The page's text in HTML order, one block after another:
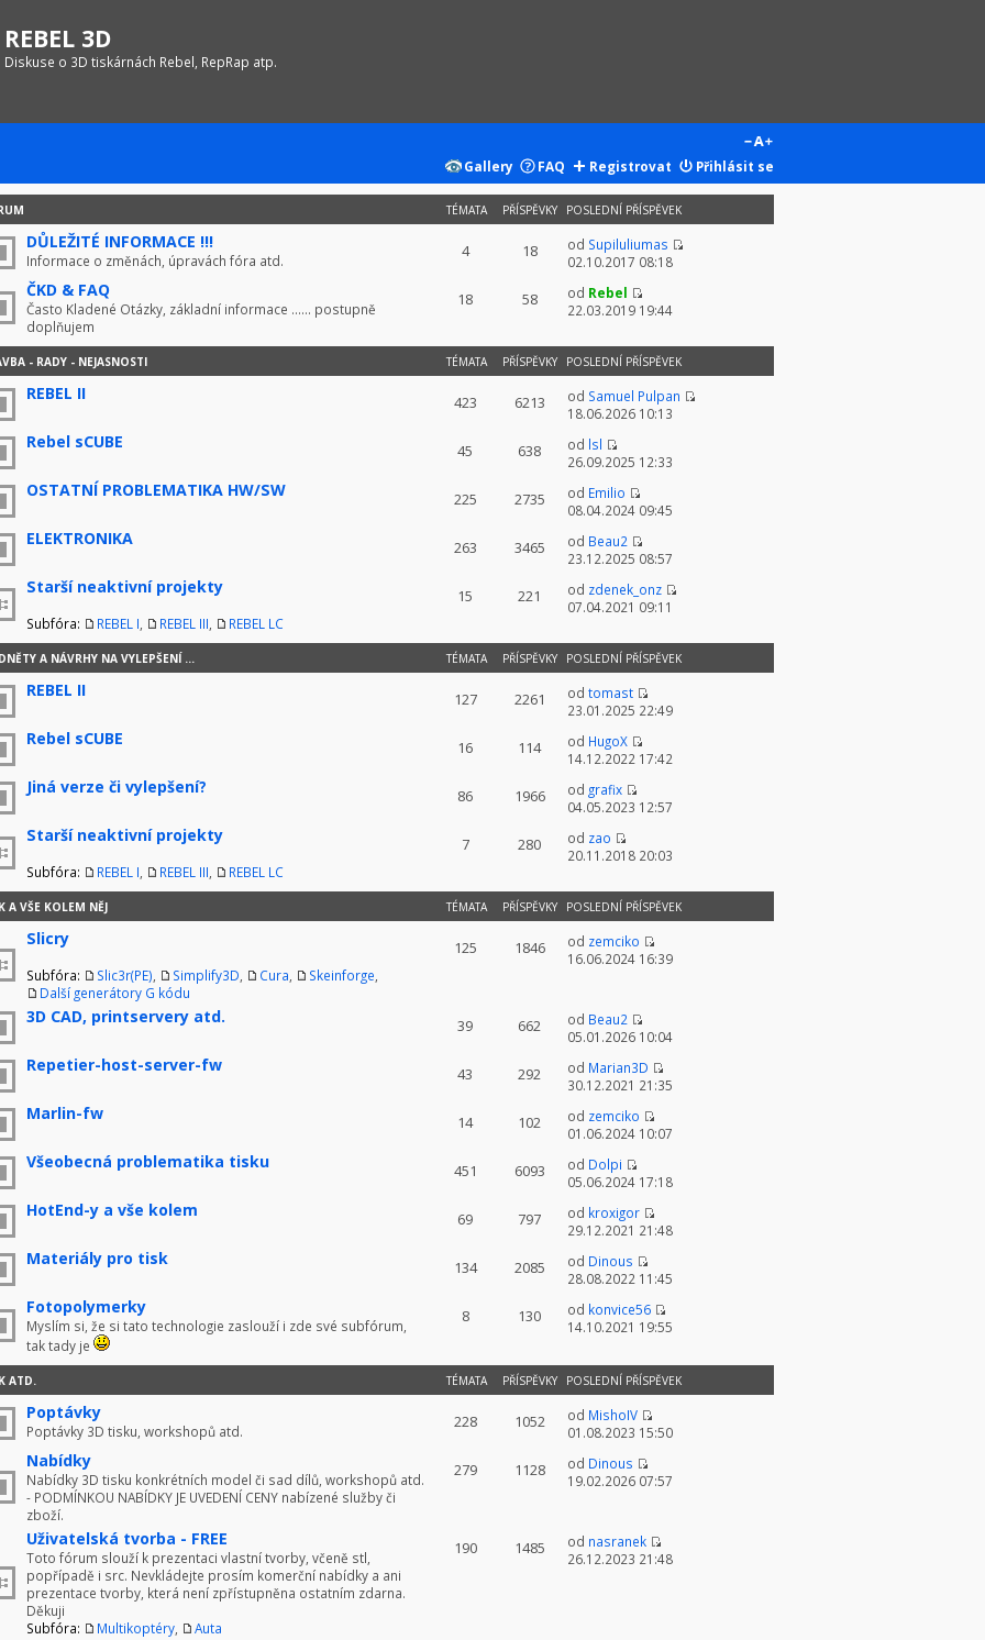
REBEL 3D
Diskuse o 3D tiskárnách Rebel, RepRap atp.
Gallery FAQ Registrovat Přihlásit se
TÉMATA PŘÍSPĚVKY POSLEDNÍ PŘÍSPĚVEK
DŮLEŽITÉ INFORMACE !!!
Informace o změnách, úpravách fóra atd. 4 18 od Supiluliumas
02.10.2017 08:18
ČKD & FAQ
Často Kladené Otázky, základní informace ...... postupně
doplňujem
18 58 od Rebel
22.03.2019 19:44
- RADY - NEJASNOSTI TÉMATA PŘÍSPĚVKY POSLEDNÍ PŘÍSPĚVEK
REBEL II 423 6213 od Samuel Pulpan
18.06.2026 10:13
Rebel sCUBE 45 638 od lsl
26.09.2025 12:33
OSTATNÍ PROBLEMATIKA HW/SW 225 2735 od Emilio
08.04.2024 09:45
ELEKTRONIKA 263 3465 od Beau2
23.12.2025 08:57
Starší neaktivní projekty
Subfóra: REBEL I REBEL III REBEL LC
15 221 od zdenek_onz
07.04.2021 09:11
A NÁVRHY NA VYLEPŠENÍ ... TÉMATA PŘÍSPĚVKY POSLEDNÍ PŘÍSPĚVEK
REBEL II 127 2261 od tomast
23.01.2025 22:49
Rebel sCUBE 16 114 od HugoX
14.12.2022 17:42
Jiná verze či vylepšení? 86 1966 od grafix
04.05.2023 12:57
Starší neaktivní projekty
Subfóra: REBEL I REBEL III REBEL LC
7 280 od zao
20.11.2018 20:03
A VŠE KOLEM NĚJ TÉMATA PŘÍSPĚVKY POSLEDNÍ PŘÍSPĚVEK
Slicry
Subfóra: Slic3r(PE) Simplify3D Cura Skeinforge
Další generátory G kódu
125 1846 od zemciko
16.06.2024 16:39
3D CAD, printservery atd. 39 662 od Beau2
05.01.2026 10:04
Repetier-host-server-fw 43 292 od Marian3D
30.12.2021 21:35
Marlin-fw 14 102 od zemciko
01.06.2024 10:07
Všeobecná problematika tisku 451 6093 od Dolpi
05.06.2024 17:18
HotEnd-y a vše kolem 69 797 od kroxigor
29.12.2021 21:48
Materiály pro tisk 134 2085 od Dinous
28.08.2022 11:45
Fotopolymerky
Myslím si, že si tato technologie zaslouží i zde své subfórum,
tak tady je
8 130 od konvice56
14.10.2021 19:55
ATD. TÉMATA PŘÍSPĚVKY POSLEDNÍ PŘÍSPĚVEK
Poptávky
Poptávky 3D tisku, workshopů atd. 228 1052 od MishoIV
01.08.2023 15:50
Nabídky
Nabídky 3D tisku konkrétních model či sad dílů, workshopů atd.
- PODMÍNKOU NABÍDKY JE UVEDENÍ CENY nabízené služby či
zboží.
279 1128 od Dinous
19.02.2026 07:57
Uživatelská tvorba - FREE
Toto fórum slouží k prezentaci vlastní tvorby, včeně stl,
popřípadě i src. Nevkládejte prosím komerční nabídky a ani
prezentace tvorby, která není zpřístupněna ostatním zdarna.
Děkuji
Subfóra:
Multikoptéry Auta
190 1485 od nasranek
26.12.2023 21:48